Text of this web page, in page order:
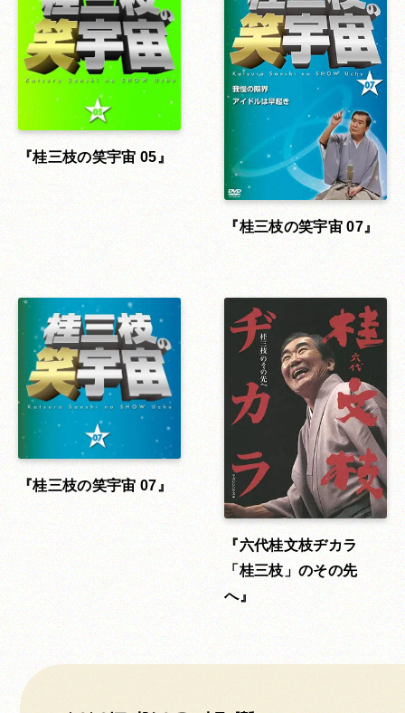
桂三枝の笑宇宙 05
桂三枝の笑宇宙 07
桂三枝の笑宇宙 07
六代桂文枝ヂカラ
「桂三枝」のその先
へ